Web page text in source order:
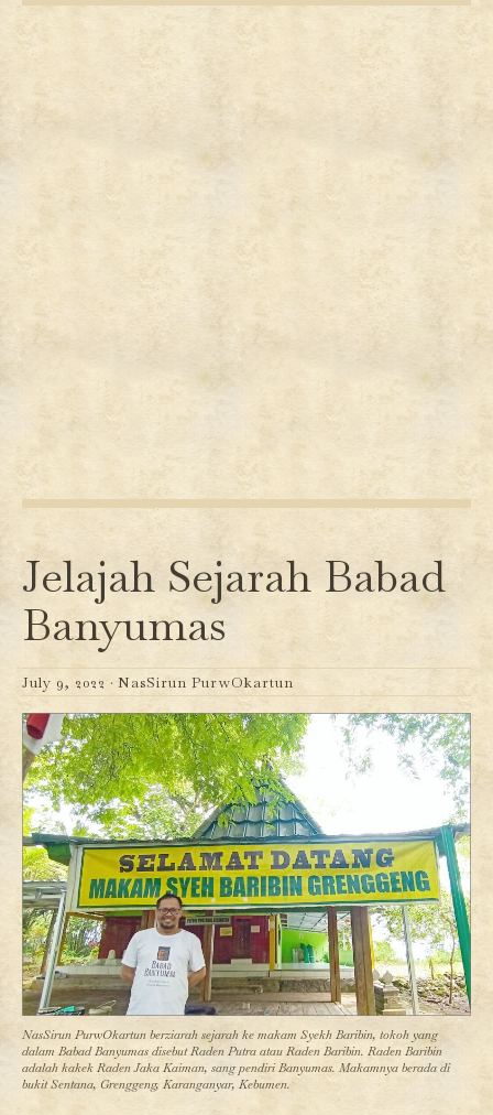
Jelajah Sejarah Babad
Banyumas
July 9, 2022 · NasSirun PurwOkartun
NasSirun PurwOkartun berziarah sejarah ke makam Syekh Baribin, tokoh yang
dalam Babad Banyumas disebut Raden Putra atau Raden Baribin. Raden Baribin
adalah kakek Raden Jaka Kaiman, sang pendiri Banyumas. Makamnya berada di
bukit Sentana, Grenggeng, Karanganyar, Kebumen.